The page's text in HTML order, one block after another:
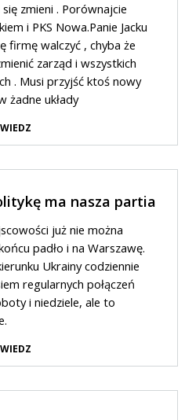
zmieni . Porównajcie
i PKS Nowa.Panie Jacku
firmę walczyć , chyba że
zarząd i wszystkich
. Musi przyjść ktoś nowy
żadne układy
ma nasza partia
już nie można
padło i na Warszawę.
Ukrainy codziennie
regularnych połączeń
i niedziele, ale to